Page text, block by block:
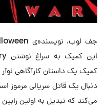
کمیک یک داستان کارآگاهی
دنبال یک قاتل سریالی مرموز
می‌کند که تبدیل به اولین